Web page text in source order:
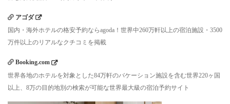
アゴダ
国内・海外ホテルの格安予約ならagoda！世界中260万軒以上の宿泊施設・3500
万件以上のリアルなクチコミを掲載
Booking.com
世界各地のホテルを対象とした84万軒のバケーション施設を含む世界220ヶ国
以上、8万の目的地別の検索が可能な世界最大級の宿泊予約サイト